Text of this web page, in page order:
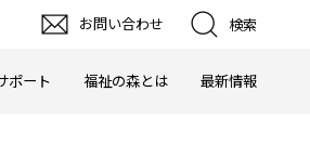
お問い合わせ 検索
ポート 福祉の森とは 最新情報